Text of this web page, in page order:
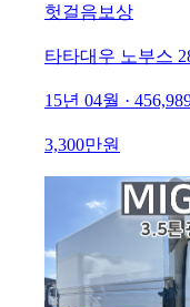
헛걸음보상
타타대우 노부스
15년 04월 ·
3,300만원